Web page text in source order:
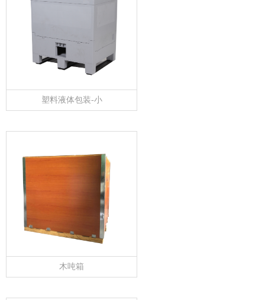
塑料液体包装-小
木吨箱